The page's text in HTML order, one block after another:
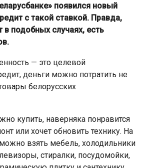
появился новый
с такой ставкой. Правда,
подобных случаях, есть
— это целевой
деньги можно потратить не
белорусских
купить, наверняка понравится
или хочет обновить технику. На
взять мебель, холодильники
стиралки, посудомойки,